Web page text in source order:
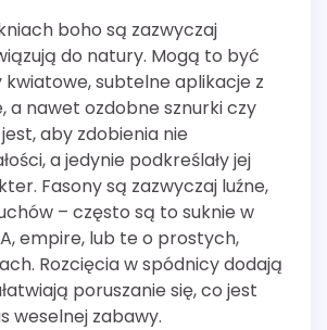
boho są zazwyczaj
do natury. Mogą to być
subtelne aplikacje z
a nawet ozdobne sznurki czy
aby zdobienia nie
a jedynie podkreślały jej
Fasony są zazwyczaj luźne,
– często są to suknie w
empire, lub te o prostych,
Rozcięcia w spódnicy dodają
poruszanie się, co jest
weselnej zabawy.